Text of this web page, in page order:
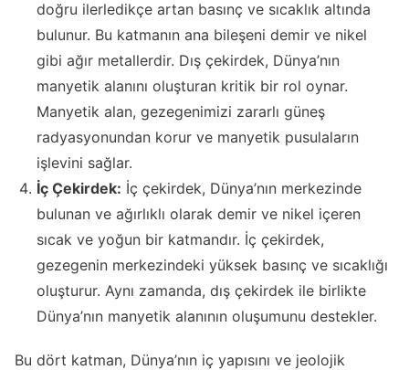
doğru ilerledikçe artan basınç ve sıcaklık altında
bulunur. Bu katmanın ana bileşeni demir ve nikel
gibi ağır metallerdir. Dış çekirdek, Dünya’nın
manyetik alanını oluşturan kritik bir rol oynar.
Manyetik alan, gezegenimizi zararlı güneş
radyasyonundan korur ve manyetik pusulaların
işlevini sağlar.
İç Çekirdek: İç çekirdek, Dünya’nın merkezinde
bulunan ve ağırlıklı olarak demir ve nikel içeren
sıcak ve yoğun bir katmandır. İç çekirdek,
gezegenin merkezindeki yüksek basınç ve sıcaklığı
oluşturur. Aynı zamanda, dış çekirdek ile birlikte
Dünya’nın manyetik alanının oluşumunu destekler.
Bu dört katman, Dünya’nın iç yapısını ve jeolojik